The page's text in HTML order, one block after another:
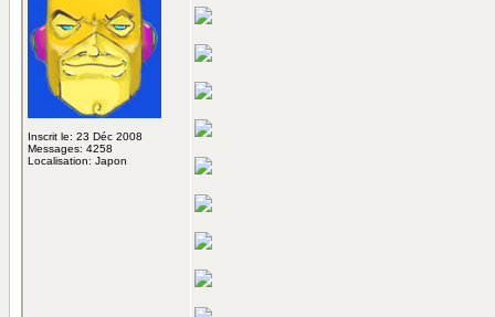
Inscrit le: 23 Déc 2008
Messages: 4258
Localisation: Japon